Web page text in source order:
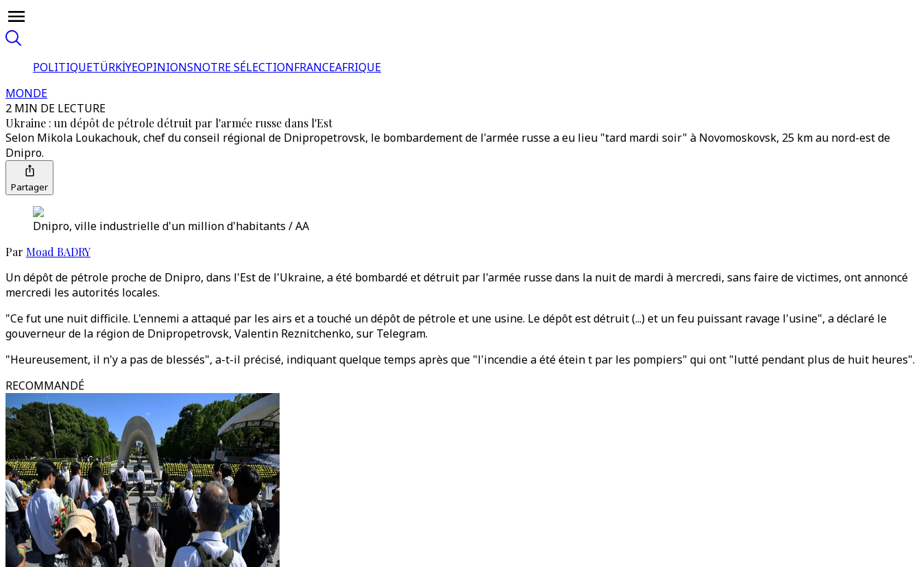
POLITIQUETÜRKİYEOPINIONSNOTRE SÉLECTIONFRANCEAFRIQUE
MONDE
2 MIN DE LECTURE
Ukraine : un dépôt de pétrole détruit par l'armée russe dans l'Est
Selon Mikola Loukachouk, chef du conseil régional de Dnipropetrovsk, le bombardement de l'armée russe a eu lieu "tard mardi soir" à Novomoskovsk, 25 km au nord-est de
Dnipro.
Partager
Dnipro, ville industrielle d'un million d'habitants / AA
Par Moad BADRY
Un dépôt de pétrole proche de Dnipro, dans l'Est de l'Ukraine, a été bombardé et détruit par l'armée russe dans la nuit de mardi à mercredi, sans faire de victimes, ont annoncé
mercredi les autorités locales.
"Ce fut une nuit difficile. L'ennemi a attaqué par les airs et a touché un dépôt de pétrole et une usine. Le dépôt est détruit (...) et un feu puissant ravage l'usine", a déclaré le
gouverneur de la région de Dnipropetrovsk, Valentin Reznitchenko, sur Telegram.
"Heureusement, il n'y a pas de blessés", a-t-il précisé, indiquant quelque temps après que "l'incendie a été étein t par les pompiers" qui ont "lutté pendant plus de huit heures".
RECOMMANDÉ